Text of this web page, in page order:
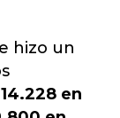
hizo un
en